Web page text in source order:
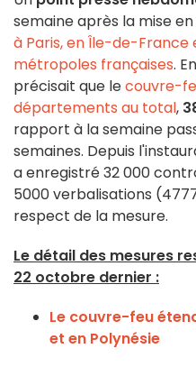
semaine après la mise
à Paris, en Île-de-France
métropoles françaises.
précisait que lecouvre-
départements au total,
rapport à la semaine
semaines. Depuis
a enregistré 32 000
5000 verbalisations
respect de la mesure.
Le détail des mesures
22 octobre dernier :
Le couvre-feu
et en Polynésie